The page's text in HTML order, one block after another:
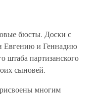
бюсты. Доски с
Евгению и Геннадию
штаба партизанского
сыновей.
многим